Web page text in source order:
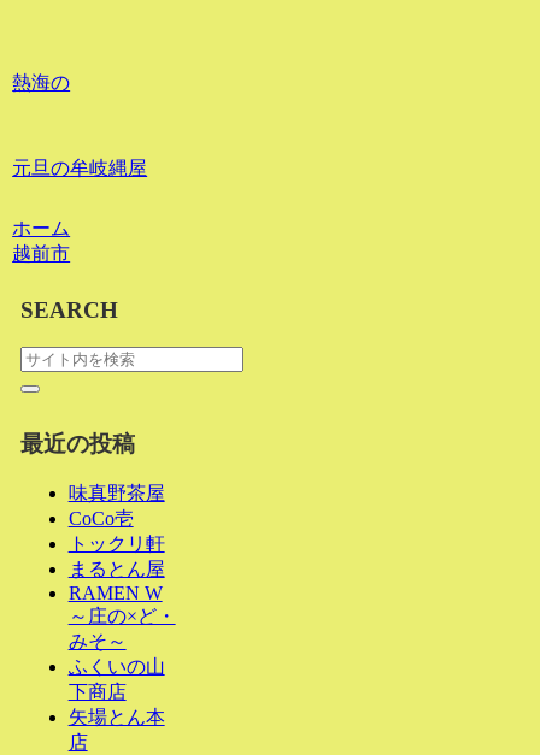
熱海の
元旦の牟岐縄屋
ホーム
越前市
SEARCH
最近の投稿
味真野茶屋
CoCo壱
トックリ軒
まるとん屋
RAMEN W
～庄の×ど・
みそ～
ふくいの山
下商店
矢場とん本
店